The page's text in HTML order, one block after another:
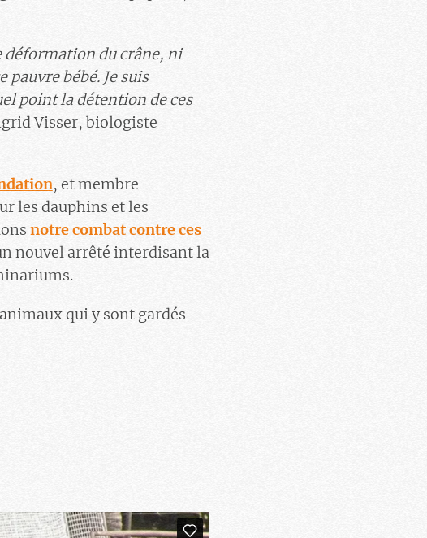
déformation du crâne, ni
bébé. Je suis
point la détention de ces
Visser, biologiste
, et membre
les dauphins et les
notre combat contre ces
nouvel arrêté interdisant la
qui y sont gardés